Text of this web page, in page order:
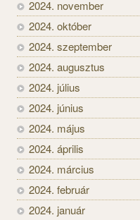
2024. november
2024. október
2024. szeptember
2024. augusztus
2024. július
2024. június
2024. május
2024. április
2024. március
2024. február
2024. január